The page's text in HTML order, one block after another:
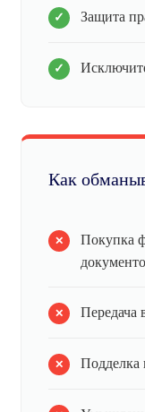
Защита
Как
Покупка
Передача
Подделка